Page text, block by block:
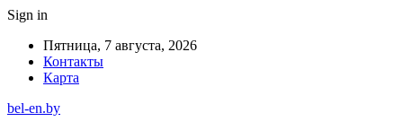
Sign in
Пятница, 7 августа, 2026
Контакты
Карта
bel-en.by